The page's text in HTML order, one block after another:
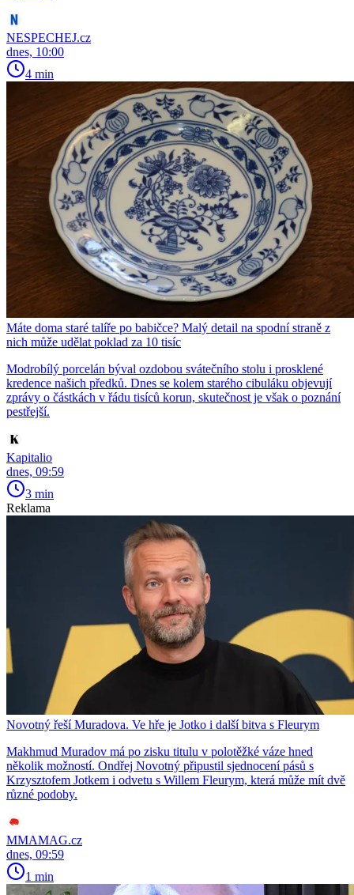
NESPECHEJ.cz
dnes, 10:00
4 min
Máte doma staré talíře po babičce? Malý detail na spodní straně z
nich může udělat poklad za 10 tisíc
Modrobílý porcelán býval ozdobou svátečního stolu i prosklené
kredence našich předků. Dnes se kolem starého cibuláku objevují
zprávy o částkách v řádu tisíců korun, skutečnost je však o poznání
pestřejší.
Kapitalio
dnes, 09:59
3 min
Reklama
Novotný řeší Muradova. Ve hře je Jotko i další bitva s Fleurym
Makhmud Muradov má po zisku titulu v polotěžké váze hned
několik možností. Ondřej Novotný připustil sjednocení pásů s
Krzysztofem Jotkem i odvetu s Willem Fleurym, která může mít dvě
různé podoby.
MMAMAG.cz
dnes, 09:59
1 min